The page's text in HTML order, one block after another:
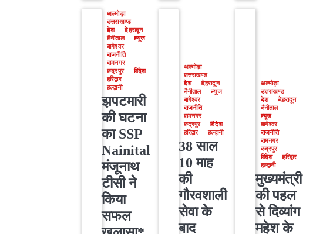
अल्मोड़ा
उत्तराखण्ड
देश
देहरादून
नैनीताल
न्यूज
बागेश्वर
राजनीति
रामनगर
रुद्रपुर
विदेश
हरिद्वार
हल्द्वानी
झपटमारी
की घटना
का SSP
Nainital
मंजूनाथ
टीसी ने
किया
सफल
अल्मोड़ा
उत्तराखण्ड
देश
देहरादून
नैनीताल
न्यूज
बागेश्वर
राजनीति
रामनगर
रुद्रपुर
विदेश
हरिद्वार
हल्द्वानी
38 साल
10 माह
की
गौरवशाली
सेवा के
बाद
अल्मोड़ा
उत्तराखण्ड
देश
देहरादून
नैनीताल
न्यूज
बागेश्वर
राजनीति
रामनगर
रुद्रपुर
विदेश
हरिद्वार
हल्द्वानी
मुख्यमंत्री
की पहल
से दिव्यांग
महेश के